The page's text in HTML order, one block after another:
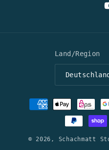
Land/Region
Zahlungsmethoden
© 2026, Schachmatt